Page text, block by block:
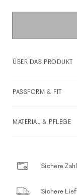
ÜBER DAS PRODUKT
PASSFORM & FIT
MATERIAL & PFLEGE
Sichere
Sichere